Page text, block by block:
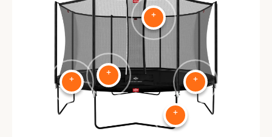
+
+
+
+
+